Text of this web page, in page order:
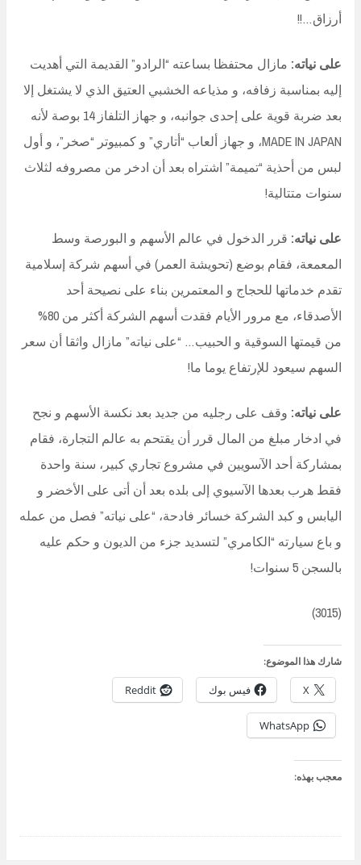
أرزاق…!!
على نياته: مازال محتفظا بساعته “الرادو” القديمة التي أهديت
إليه بمناسبة زفافه، و مذياعه الخشبي العتيق الذي لا يشتغل إلا
بعد ضربة قوية على إحدى جوانبه، و جهاز التلفاز 14 بوصة لأنه
MADE IN JAPAN، و جهاز ألعاب “أتاري” و كمبيوتر “صخر”، و أول
لبس من أحذية “تميمة” اشتراه بعد أن ادخر من مصروفه لثلاث
سنوات متتالية!
على نياته: قرر الدخول في عالم الأسهم و البورصة وسط
المعمعة، فقام بوضع (تحويشة العمر) في أسهم شركة إسلامية
تقدم خدماتها للحجاج و المعتمرين بناء على نصيحة أحد
الأصدقاء، مع مرور الأيام فقدت أسهم الشركة أكثر من 80%
من قيمتها السوقية و الحبيب… “على نياته” مازال واثقا أن سعر
السهم سيعود للإرتفاع يوما ما!
على نياته: وقف على رجليه من جديد بعد نكسة الأسهم و نجح
في ادخار مبلغ من المال قرر أن يقتحم به عالم التجارة، فقام
بمشاركة أحد الآسويين في مشروع تجاري كبير، سنة واحدة
فقط هرب بعدها الآسيوي إلى بلده بعد أن أتى على الأخضر و
اليابس و كبد الشركة خسائر فادحة، “على نياته” فصل من عمله
و باع سيارته “الكامري” لتسديد جزء من الديون و حكم عليه
بالسجن 5 سنوات!
(3015)
شارك هذا الموضوع:
X فيس بوك Reddit
WhatsApp
معجب بهذه: